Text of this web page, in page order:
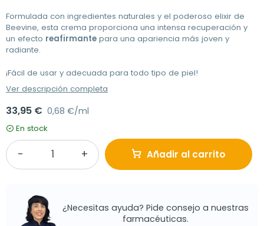
Formulada con ingredientes naturales y el poderoso elixir de
Beevine, esta crema proporciona una intensa recuperación y
un efecto reafirmante para una apariencia más joven y
radiante.
¡Fácil de usar y adecuada para todo tipo de piel!
Ver descripción completa
33,95 € 0,68 €/ml
En stock
Añadir al carrito
¿Necesitas ayuda? Pide consejo a nuestras
farmacéuticas.